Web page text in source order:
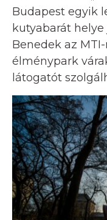
Budapest egyik
kutyabarát helye
Benedek az
élménypark
látogatót